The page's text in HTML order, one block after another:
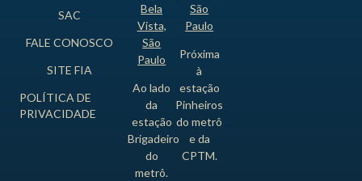
SAC
FALE CONOSCO
SITE FIA
POLÍTICA DE
PRIVACIDADE
Bela
Vista,
São
Paulo
Ao lado
da
estação
Brigadeiro
do
metrô.
São
Paulo
Próxima
à
estação
Pinheiros
do metrô
e da
CPTM.